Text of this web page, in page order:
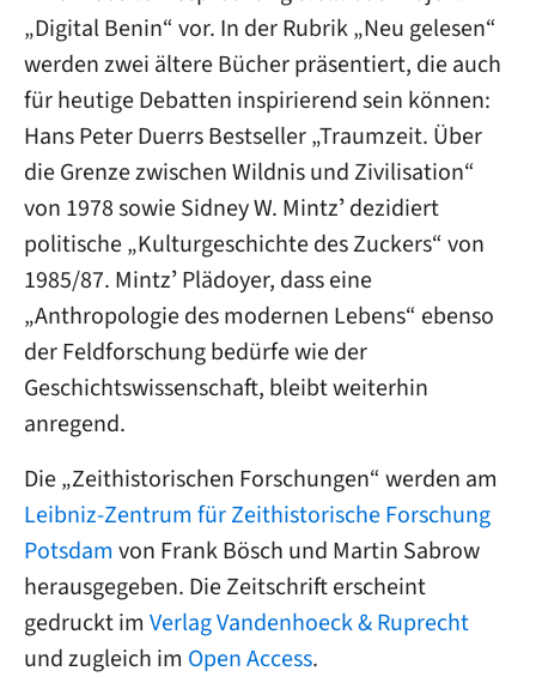
„Digital Benin“ vor. In der Rubrik „Neu gelesen“
werden zwei ältere Bücher präsentiert, die auch
für heutige Debatten inspirierend sein können:
Hans Peter Duerrs Bestseller „Traumzeit. Über
die Grenze zwischen Wildnis und Zivilisation“
von 1978 sowie Sidney W. Mintzʼ dezidiert
politische „Kulturgeschichte des Zuckers“ von
1985/87. Mintzʼ Plädoyer, dass eine
„Anthropologie des modernen Lebens“ ebenso
der Feldforschung bedürfe wie der
Geschichtswissenschaft, bleibt weiterhin
anregend.
Die „Zeithistorischen Forschungen“ werden am
Leibniz-Zentrum für Zeithistorische Forschung
Potsdam von Frank Bösch und Martin Sabrow
herausgegeben. Die Zeitschrift erscheint
gedruckt im Verlag Vandenhoeck & Ruprecht
und zugleich im Open Access.